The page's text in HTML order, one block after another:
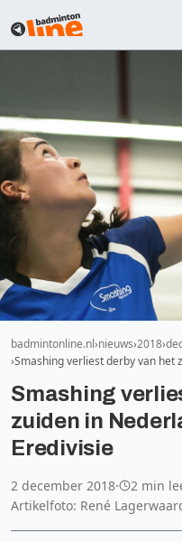
badmintonline.nl nieuws 2018
Smashing verliest derby van het
Smashing
zuiden in
Eredivisie
2 december 2018· 2 min
Artikelfoto: René